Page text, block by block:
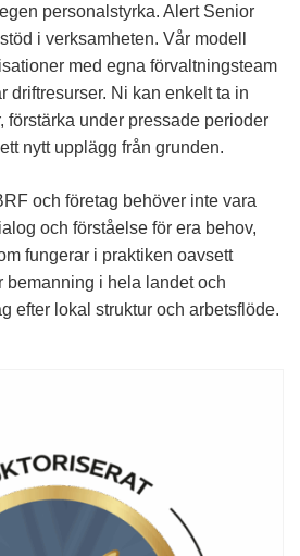
personalstyrka. Alert Senior
i verksamheten. Vår modell
med egna förvaltningsteam
driftresurser. Ni kan enkelt ta in
förstärka under pressade perioder
nytt upplägg från grunden.
och företag behöver inte vara
och förståelse för era behov,
fungerar i praktiken oavsett
bemanning i hela landet och
efter lokal struktur och arbetsflöde.